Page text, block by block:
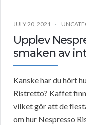
JULY 20, 2021
Upplev
smaken av
Kanske har du hört
Ristretto? Kaffet
vilket gör att de
om hur Nespresso